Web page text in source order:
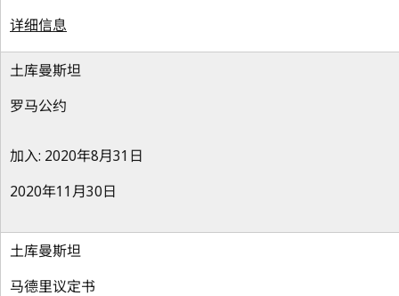
详细信息
土库曼斯坦
罗马公约
加入: 2020年8月31日
2020年11月30日
土库曼斯坦
马德里议定书